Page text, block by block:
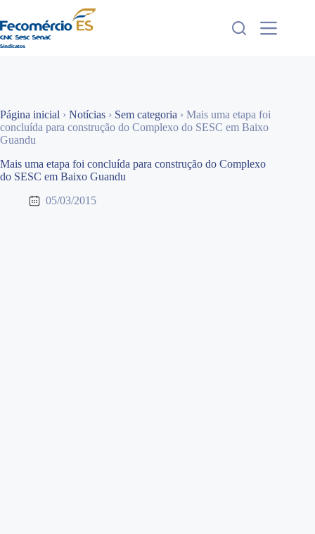
para
o
conteúdo
Página inicial › Notícias › Sem categoria › Mais uma etapa foi
concluída para construção do Complexo do SESC em Baixo
Guandu
Mais uma etapa foi concluída para construção do Complexo
do SESC em Baixo Guandu
05/03/2015